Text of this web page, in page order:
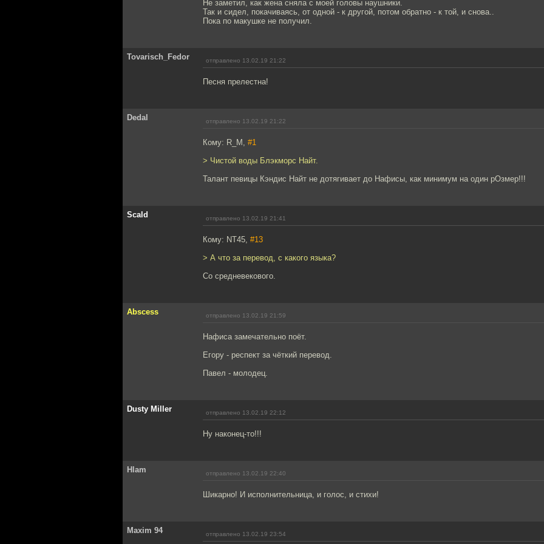
Не заметил, как жена сняла с моей головы наушники.
Так и сидел, покачиваясь, от одной - к другой, потом обратно - к той, и снова..
Пока по макушке не получил.
Tovarisch_Fedor отправлено 13.02.19 21:22
Песня прелестна!
Dedal отправлено 13.02.19 21:22
Кому: R_M, #1
> Чистой воды Блэкморс Найт.
Талант певицы Кэндис Найт не дотягивает до Нафисы, как минимум на один рОзмер!!!
Scald отправлено 13.02.19 21:41
Кому: NT45, #13
> А что за перевод, с какого языка?
Со средневекового.
Abscess отправлено 13.02.19 21:59
Нафиса замечательно поёт.
Егору - респект за чёткий перевод.
Павел - молодец.
Dusty Miller отправлено 13.02.19 22:12
Ну наконец-то!!!
Hlam отправлено 13.02.19 22:40
Шикарно! И исполнительница, и голос, и стихи!
Maxim 94 отправлено 13.02.19 23:54